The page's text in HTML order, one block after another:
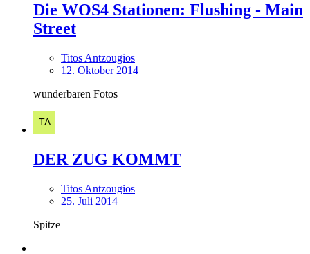
Die WOS4 Stationen: Flushing - Main
Street
Titos Antzougios
12. Oktober 2014
wunderbaren Fotos
DER ZUG KOMMT
Titos Antzougios
25. Juli 2014
Spitze